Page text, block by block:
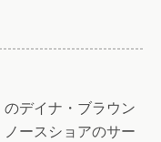
のデイナ・ブラウン
ースショアのサー